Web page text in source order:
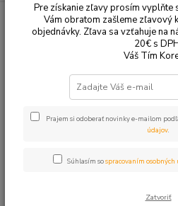
Tonery a náplne do tlačiarní
Pixma MG-6851
Upresniť
Zobrazujem 1-
Pre získanie zľavy prosím vyplňte
Vám obratom zašleme zľavový
objednávky. Zľava sa vzťahuje na
20€ s
Váš Tím
Prajem si odoberať novinky e-mailom
údajov.
Súhlasím sospracovaním osobných
Zatvoriť